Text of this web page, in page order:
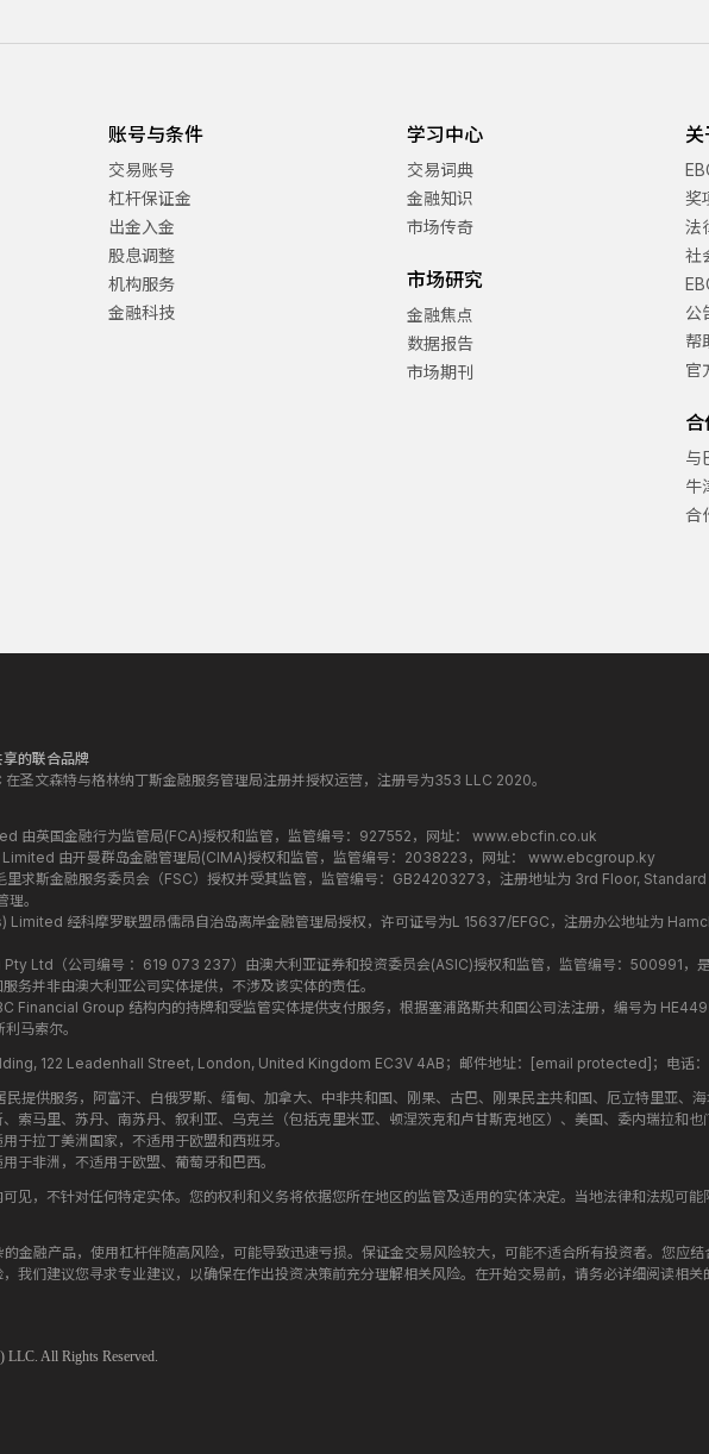
账号与条件
交易账号
杠杆保证金
出金入金
股息调整
机构服务
金融科技
学习中心
交易词典
金融知识
市场传奇
市场研究
金融焦点
数据报告
市场期刊
关
奖
法
社
公
帮
官
与
牛
合
的联合品牌
圣文森特与格林纳丁斯金融服务管理局注册并授权运营，注册号为353 LLC 2020。
由英国金融行为监管局(FCA)授权和监管，监管编号：927552，网址： www.ebcfin.co.uk
由开曼群岛金融管理局(CIMA)授权和监管，监管编号：2038223，网址： www.ebcgroup.ky
里求斯金融服务委员会（FSC）授权并受其监管，监管编号：GB24203273，注册地址为 3rd Floor,
。
Limited 经科摩罗联盟昂儒昂自治岛离岸金融管理局授权，许可证号为L 15637/EFGC，注册办公地址为
Ltd（公司编号 ：619 073 237）由澳大利亚证券和投资委员会(ASIC)授权和监管，监管编号：500991，
务并非由澳大利亚公司实体提供，不涉及该实体的责任。
Financial Group 结构内的持牌和受监管实体提供支付服务，根据塞浦路斯共和国公司法注册，编号为
马索尔。
122 Leadenhall Street, London, United Kingdom EC3V 4AB；邮件地址： [email protected] ；电话
民提供服务，阿富汗、白俄罗斯、缅甸、加拿大、中非共和国、刚果、古巴、刚果民主共和国、厄立特里亚、
索马里、苏丹、南苏丹、叙利亚、乌克兰（包括克里米亚、顿涅茨克和卢甘斯克地区）、美国、委内瑞拉和也
于拉丁美洲国家，不适用于欧盟和西班牙。
于非洲，不适用于欧盟、葡萄牙和巴西。
见，不针对任何特定实体。您的权利和义务将依据您所在地区的监管及适用的实体决定。当地法律和法规可
的金融产品，使用杠杆伴随高风险，可能导致迅速亏损。保证金交易风险较大，可能不适合所有投资者。您应
我们建议您寻求专业建议，以确保在作出投资决策前充分理解相关风险。在开始交易前，请务必详细阅读相关
LLC. All Rights Reserved.